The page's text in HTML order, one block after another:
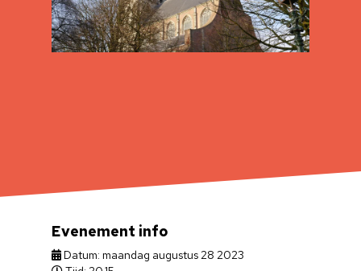
Evenement info
Datum: maandag augustus 28 2023